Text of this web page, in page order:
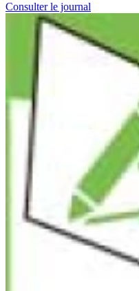
Consulter le journal